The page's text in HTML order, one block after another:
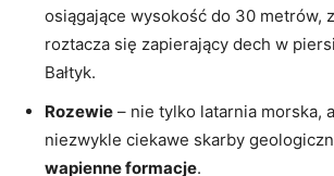
osiągające wysokość do 30 metrów,
roztacza się zapierający dech w
Bałtyk.
Rozewie – nie tylko latarnia morska,
niezwykle ciekawe skarby
wapienne formacje.